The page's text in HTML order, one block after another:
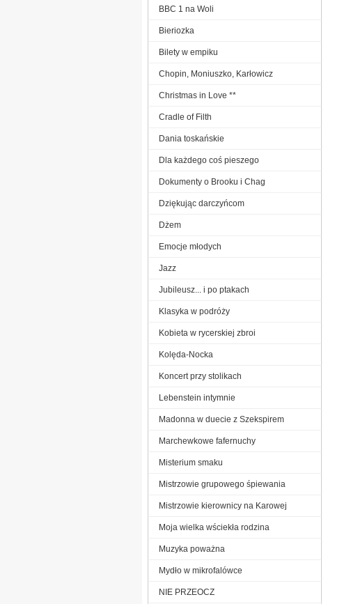
BBC 1 na Woli
Bieriozka
Bilety w empiku
Chopin, Moniuszko, Karłowicz
Christmas in Love **
Cradle of Filth
Dania toskańskie
Dla każdego coś pieszego
Dokumenty o Brooku i Chag
Dziękując darczyńcom
Dżem
Emocje młodych
Jazz
Jubileusz... i po ptakach
Klasyka w podróży
Kobieta w rycerskiej zbroi
Kolęda-Nocka
Koncert przy stolikach
Lebenstein intymnie
Madonna w duecie z Szekspirem
Marchewkowe fafernuchy
Misterium smaku
Mistrzowie grupowego śpiewania
Mistrzowie kierownicy na Karowej
Moja wielka wściekła rodzina
Muzyka poważna
Mydło w mikrofalówce
NIE PRZEOCZ